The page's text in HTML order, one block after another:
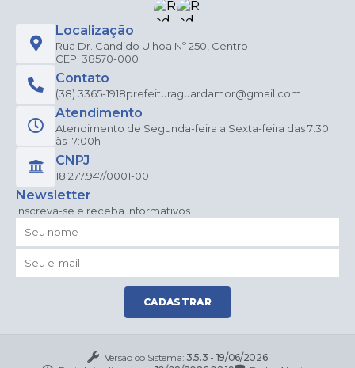
Localização
Rua Dr. Candido Ulhoa Nº 250, Centro
CEP: 38570-000
Contato
(38) 3365-1918prefeituraguardamor@gmail.com
Atendimento
Atendimento de Segunda-feira a Sexta-feira das 7:30
às 17:00h
CNPJ
18.277.947/0001-00
Newsletter
Inscreva-se e receba informativos
CADASTRAR
Versão do Sistema: 3.5.3 - 19/06/2026